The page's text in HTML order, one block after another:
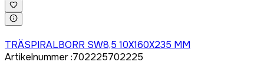
TRÄSPIRALBORR SW8,5 10X160X235 MM
Artikelnummer:702225702225